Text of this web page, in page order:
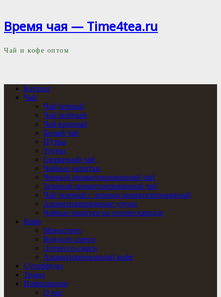
Время чая — Time4tea.ru
Чай и кофе оптом
Каталог
Чай
Чай чёрный
Чай зелёный
Чай красный
Белый чай
Пуэры
Улуны
Связанный чай
Чайные напитки
Черный ароматизированный чай
Зеленый ароматизированный чай
Чай зеленый с черным ароматизированный
Ароматизированные улуны
Чайные напитки на основе каркаде
Кофе
Моносорта
Вендинг-смеси
Эспрессо-смеси
Ароматизированный кофе
Суперфуды
Травы
Информация
О нас